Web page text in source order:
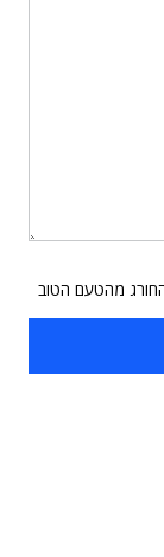
החורג מהטעם הטוב